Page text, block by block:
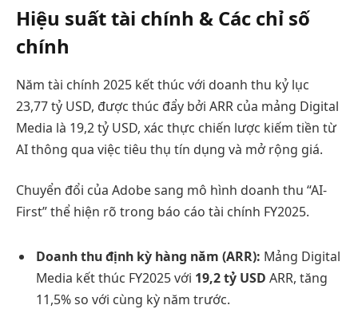
Hiệu suất tài chính & Các chỉ số
chính
Năm tài chính 2025 kết thúc với doanh thu kỷ lục
23,77 tỷ USD, được thúc đẩy bởi ARR của mảng Digital
Media là 19,2 tỷ USD, xác thực chiến lược kiếm tiền từ
AI thông qua việc tiêu thụ tín dụng và mở rộng giá.
Chuyển đổi của Adobe sang mô hình doanh thu “AI-
First” thể hiện rõ trong báo cáo tài chính FY2025.
Doanh thu định kỳ hàng năm (ARR): Mảng Digital
Media kết thúc FY2025 với 19,2 tỷ USD ARR, tăng
11,5% so với cùng kỳ năm trước.